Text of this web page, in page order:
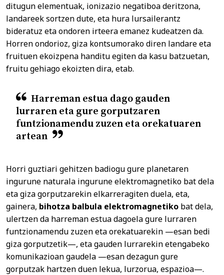
ditugun elementuak, ionizazio negatiboa deritzona,
landareek sortzen dute, eta hura lursailerantz
bideratuz eta ondoren irteera emanez kudeatzen da.
Horren ondorioz, giza kontsumorako diren landare eta
fruituen ekoizpena handitu egiten da kasu batzuetan,
fruitu gehiago ekoizten dira, etab.
Harreman estua dago gauden
lurraren eta gure gorputzaren
funtzionamendu zuzen eta orekatuaren
artean
Horri guztiari gehitzen badiogu gure planetaren
ingurune naturala ingurune elektromagnetiko bat dela
eta giza gorputzarekin elkarreragiten duela, eta,
gainera, bihotza balbula elektromagnetiko bat dela,
ulertzen da harreman estua dagoela gure lurraren
funtzionamendu zuzen eta orekatuarekin —esan bedi
giza gorputzetik—, eta gauden lurrarekin etengabeko
komunikazioan gaudela —esan dezagun gure
gorputzak hartzen duen lekua, lurzorua, espazioa—.